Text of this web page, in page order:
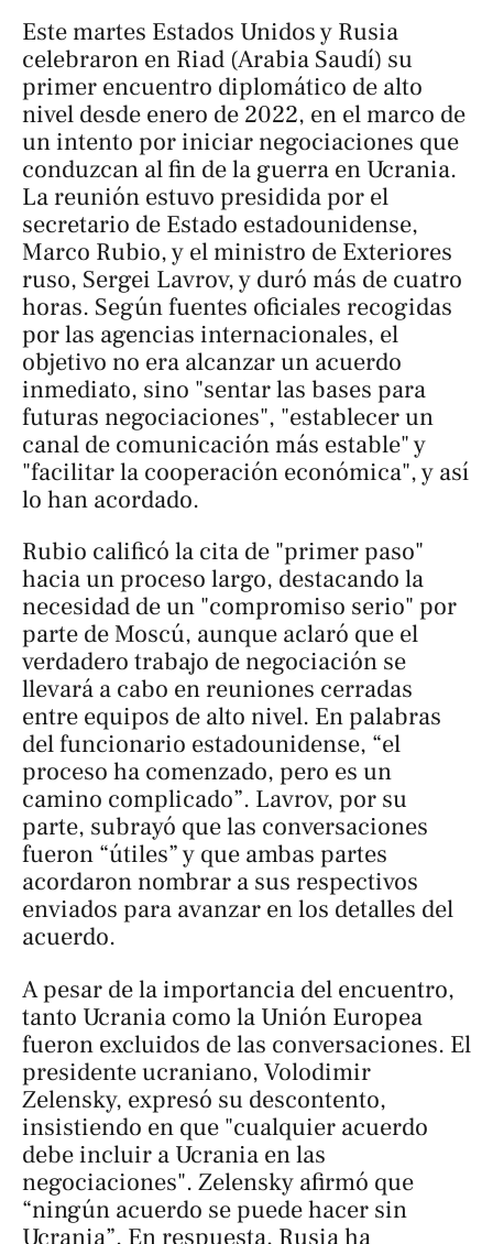
Este martes Estados Unidos y Rusia
celebraron en Riad (Arabia Saudí) su
primer encuentro diplomático de alto
nivel desde enero de 2022, en el marco de
un intento por iniciar negociaciones que
conduzcan al fin de la guerra en Ucrania.
La reunión estuvo presidida por el
secretario de Estado estadounidense,
Marco Rubio, y el ministro de Exteriores
ruso, Sergei Lavrov, y duró más de cuatro
horas. Según fuentes oficiales recogidas
por las agencias internacionales, el
objetivo no era alcanzar un acuerdo
inmediato, sino "sentar las bases para
futuras negociaciones", "establecer un
canal de comunicación más estable" y
"facilitar la cooperación económica", y así
lo han acordado.
Rubio calificó la cita de "primer paso"
hacia un proceso largo, destacando la
necesidad de un "compromiso serio" por
parte de Moscú, aunque aclaró que el
verdadero trabajo de negociación se
llevará a cabo en reuniones cerradas
entre equipos de alto nivel. En palabras
del funcionario estadounidense, “el
proceso ha comenzado, pero es un
camino complicado”. Lavrov, por su
parte, subrayó que las conversaciones
fueron “útiles” y que ambas partes
acordaron nombrar a sus respectivos
enviados para avanzar en los detalles del
acuerdo.
A pesar de la importancia del encuentro,
tanto Ucrania como la Unión Europea
fueron excluidos de las conversaciones. El
presidente ucraniano, Volodimir
Zelensky, expresó su descontento,
insistiendo en que "cualquier acuerdo
debe incluir a Ucrania en las
negociaciones". Zelensky afirmó que
“ningún acuerdo se puede hacer sin
Ucrania”. En respuesta, Rusia ha